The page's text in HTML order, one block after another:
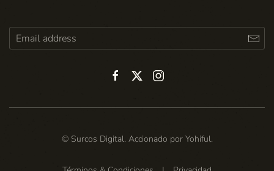
© Surcos Digital. Accionado por Yohiful.